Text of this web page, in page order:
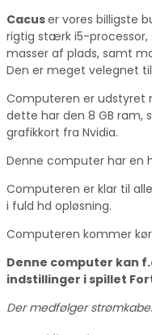
Cacuser vores billigste
rigtig stærk i5-
masser af plads, samt
Den er meget velegnet
Computeren er udstyret
dette har den 8 GB ram,
grafikkort fra Nvidia.
Denne computer har en
Computeren er klar til
i fuld hd opløsning.
Computeren kommer
Denne computer kan
indstillinger i spillet
Der medfølger